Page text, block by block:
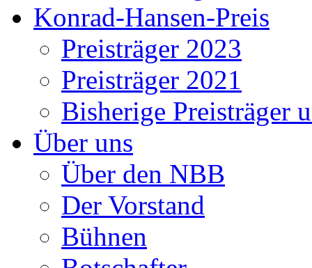
Konrad-Hansen-Preis
Preisträger 2023
Preisträger 2021
Bisherige Preisträger
Über uns
Über den NBB
Der Vorstand
Bühnen